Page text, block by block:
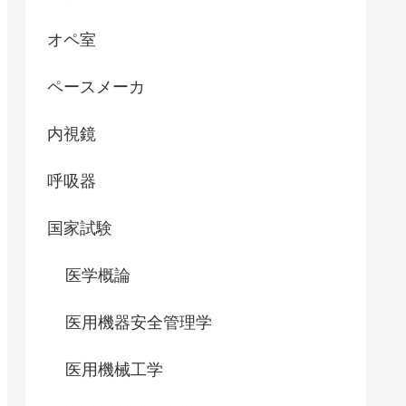
オペ室
ペースメーカ
内視鏡
呼吸器
国家試験
医学概論
医用機器安全管理学
医用機械工学